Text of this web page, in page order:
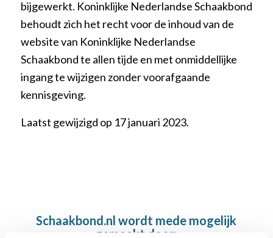
bijgewerkt. Koninklijke Nederlandse Schaakbond
behoudt zich het recht voor de inhoud van de
website van Koninklijke Nederlandse
Schaakbond te allen tijde en met onmiddellijke
ingang te wijzigen zonder voorafgaande
kennisgeving.
Laatst gewijzigd op 17 januari 2023.
Schaakbond.nl wordt mede mogelijk
gemaakt door: